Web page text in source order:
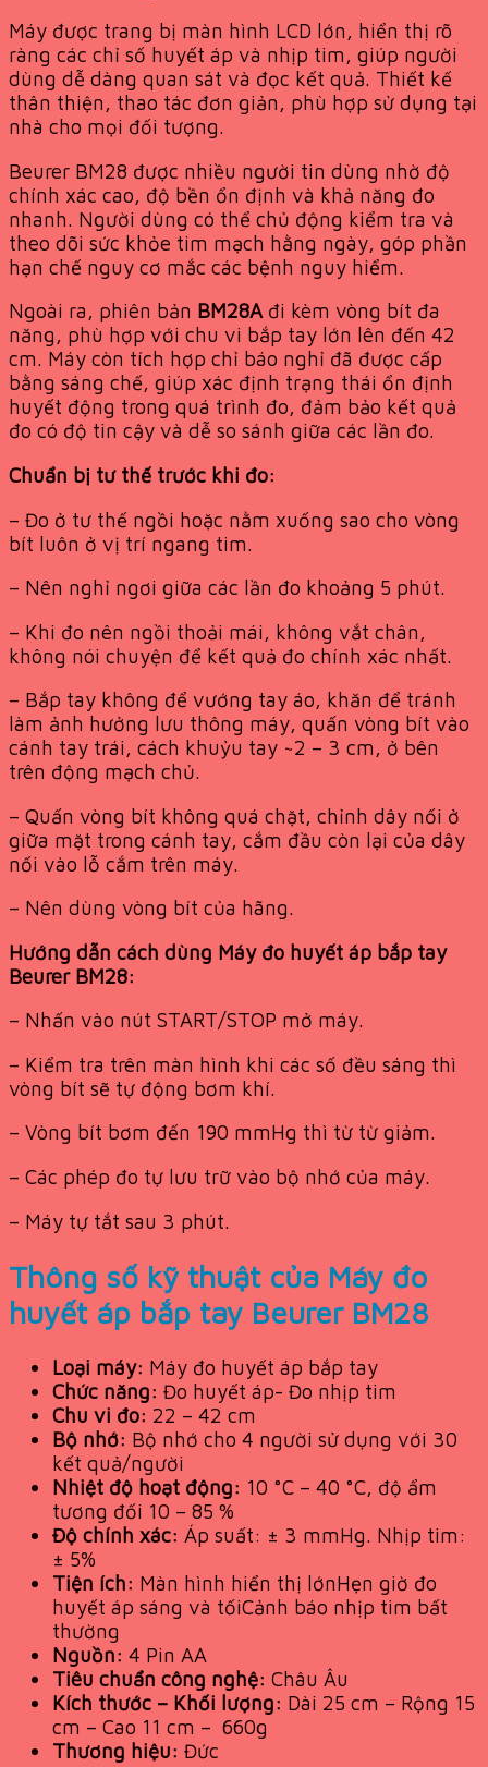
Máy được trang bị màn hình LCD lớn, hiển thị rõ
ràng các chỉ số huyết áp và nhịp tim, giúp người
dùng dễ dàng quan sát và đọc kết quả. Thiết kế
thân thiện, thao tác đơn giản, phù hợp sử dụng tại
nhà cho mọi đối tượng.
Beurer BM28 được nhiều người tin dùng nhờ độ
chính xác cao, độ bền ổn định và khả năng đo
nhanh. Người dùng có thể chủ động kiểm tra và
theo dõi sức khỏe tim mạch hằng ngày, góp phần
hạn chế nguy cơ mắc các bệnh nguy hiểm.
Ngoài ra, phiên bản BM28Ađi kèm vòng bít đa
năng, phù hợp với chu vi bắp tay lớn lên đến 42
cm. Máy còn tích hợp chỉ báo nghỉ đã được cấp
bằng sáng chế, giúp xác định trạng thái ổn định
huyết động trong quá trình đo, đảm bảo kết quả
đo có độ tin cậy và dễ so sánh giữa các lần đo.
Chuẩn bị tư thế trước khi đo:
– Đo ở tư thế ngồi hoặc nằm xuống sao cho vòng
bít luôn ở vị trí ngang tim.
– Nên nghỉ ngơi giữa các lần đo khoảng 5 phút.
– Khi đo nên ngồi thoải mái, không vắt chân,
không nói chuyện để kết quả đo chính xác nhất.
– Bắp tay không để vướng tay áo, khăn để tránh
làm ảnh hưởng lưu thông máy, quấn vòng bít vào
cánh tay trái, cách khuỷu tay ~2 – 3 cm, ở bên
trên động mạch chủ.
– Quấn vòng bít không quá chặt, chỉnh dây nối ở
giữa mặt trong cánh tay, cắm đầu còn lại của dây
nối vào lỗ cắm trên máy.
– Nên dùng vòng bít của hãng.
Hướng dẫn cách dùng Máy đo huyết áp bắp tay
Beurer BM28:
– Nhấn vào nút START/STOP mở máy.
– Kiểm tra trên màn hình khi các số đều sáng thì
vòng bít sẽ tự động bơm khí.
– Vòng bít bơm đến 190 mmHg thì từ từ giảm.
– Các phép đo tự lưu trữ vào bộ nhớ của máy.
– Máy tự tắt sau 3 phút.
Thông số kỹ thuật của Máy đo
huyết áp bắp tay Beurer BM28
Loại máy: Máy đo huyết áp bắp tay
Chức năng: Đo huyết áp- Đo nhịp tim
Chu vi đo: 22 – 42 cm
Bộ nhớ: Bộ nhớ cho 4 người sử dụng với 30
kết quả/người
Nhiệt độ hoạt động: 10 °C – 40 °C, độ ẩm
tương đối 10 – 85 %
Độ chính xác: Áp suất: ± 3 mmHg. Nhịp tim:
± 5%
Tiện ích: Màn hình hiển thị lớnHẹn giờ đo
huyết áp sáng và tốiCảnh báo nhịp tim bất
thường
Nguồn: 4 Pin AA
Tiêu chuẩn công nghệ: Châu Âu
Kích thước – Khối lượng: Dài 25 cm – Rộng 15
cm – Cao 11 cm – 660g
Thương hiệu: Đức